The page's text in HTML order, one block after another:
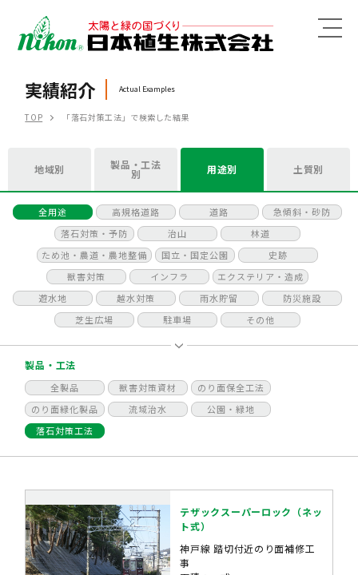
MENU
実績紹介 Actual Examples
TOP 「落石対策工法」で検索した結果
地域別 製品・工法
別 用途別 土質別
全用途 高規格道路 道路
急傾斜・砂防
落石対策・予防
治山
林道
ため池・農道・農地整備
国立・国定公園
史跡
獣害対策
インフラ
エクステリア・造成
遊水地
越水対策 雨水貯留
防災施設
芝生広場
駐車場 その他
製品・工法
全製品 獣害対策資材
のり面保全工法
のり面緑化製品
流域治水
公園・緑地
落石対策工法
テザックスーパーロック（ネッ
ト式）
神戸線 踏切付近のり面補修工
事